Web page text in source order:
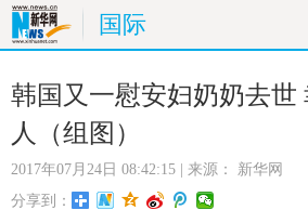
国际
首页 时政 国
娱乐
时尚 思客
韩国又一慰安妇奶奶去世
人（组图）
2017年07月24日 08:42:15 | 来源： 新华网
分享到：